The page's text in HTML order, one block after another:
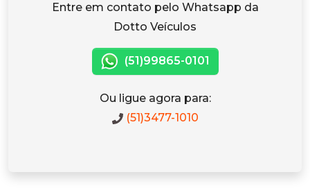
Entre em contato pelo Whatsapp da
Dotto Veículos
(51)99865-0101
Ou ligue agora para:
(51)3477-1010